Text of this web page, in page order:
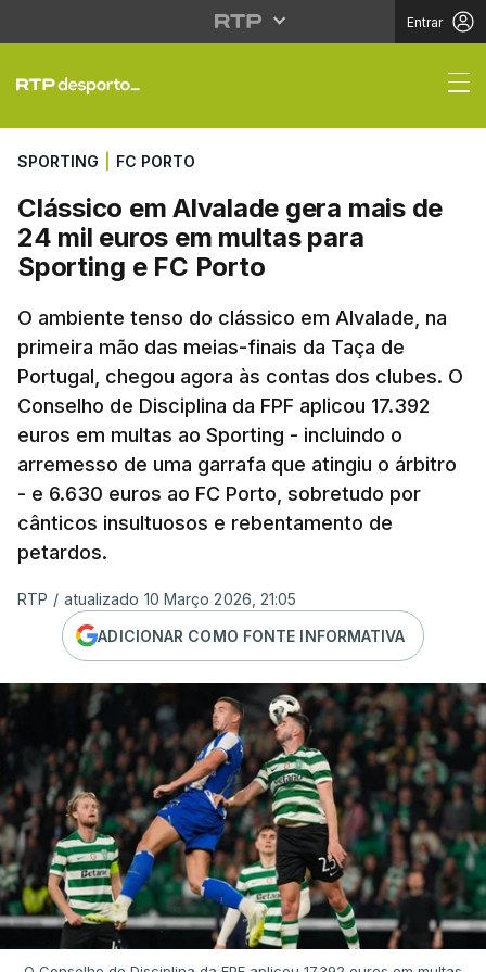
Entrar
Clássico em Alvalade
SPORTING FC PORTO
Clássico em Alvalade gera mais de
24 mil euros em multas para
Sporting e FC Porto
O ambiente tenso do clássico em Alvalade, na
primeira mão das meias-finais da Taça de
Portugal, chegou agora às contas dos clubes. O
Conselho de Disciplina da FPF aplicou 17.392
euros em multas ao Sporting - incluindo o
arremesso de uma garrafa que atingiu o árbitro
- e 6.630 euros ao FC Porto, sobretudo por
cânticos insultuosos e rebentamento de
petardos.
RTP / atualizado 10 Março 2026, 21:05
ADICIONAR COMO FONTE INFORMATIVA